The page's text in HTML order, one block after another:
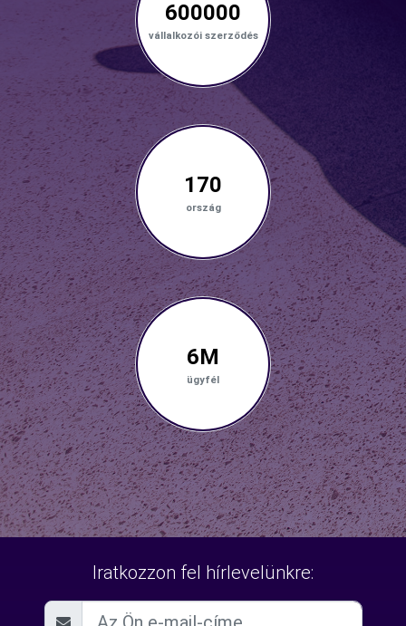
600000
vállalkozói szerződés
170
ország
6M
ügyfél
Iratkozzon fel hírlevelünkre: